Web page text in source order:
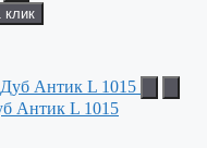
клик
Антик L 1015